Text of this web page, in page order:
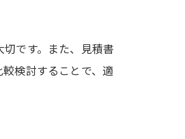
です。また、見積書
検討することで、適